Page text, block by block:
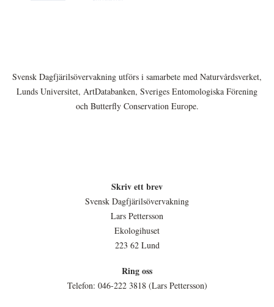
Svensk Dagfjärilsövervakning utförs i samarbete med Naturvårdsverket,
Lunds Universitet, ArtDatabanken, Sveriges Entomologiska Förening
och Butterfly Conservation Europe.
Skriv ett brev
Svensk Dagfjärilsövervakning
Lars Pettersson
Ekologihuset
223 62 Lund
Ring oss
Telefon: 046-222 3818 (Lars Pettersson)